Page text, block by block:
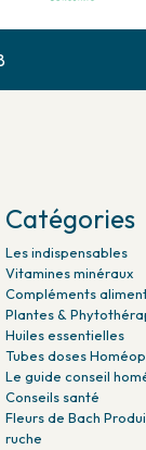
Catégories
Les indispensables
Vitamines minéraux
Compléments
Plantes &
Huiles essentielles
Tubes doses
Le guide conseil
Conseils santé
Fleurs de Bach
ruche